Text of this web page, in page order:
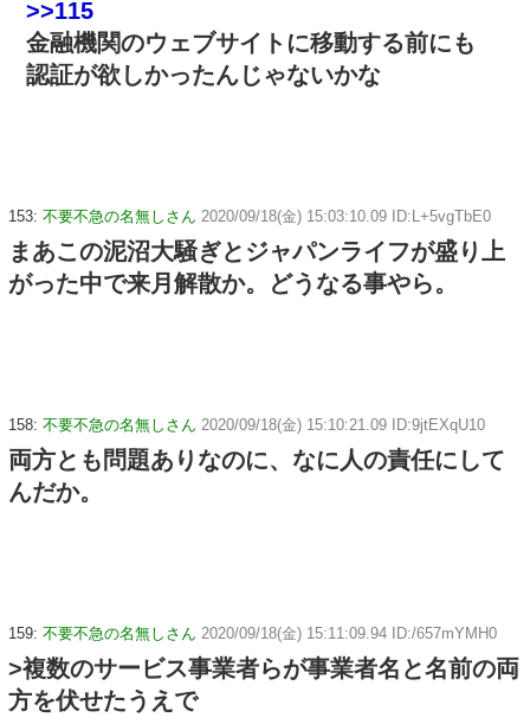
>>115
金融機関のウェブサイトに移動する前にも
認証が欲しかったんじゃないかな
153: 不要不急の名無しさん 2020/09/18(金) 15:03:10.09 ID:L+5vgTbE0
まあこの泥沼大騒ぎとジャパンライフが盛り上
がった中で来月解散か。どうなる事やら。
158: 不要不急の名無しさん 2020/09/18(金) 15:10:21.09 ID:9jtEXqU10
両方とも問題ありなのに、なに人の責任にして
んだか。
159: 不要不急の名無しさん 2020/09/18(金) 15:11:09.94 ID:/657mYMH0
>複数のサービス事業者らが事業者名と名前の両
方を伏せたうえで